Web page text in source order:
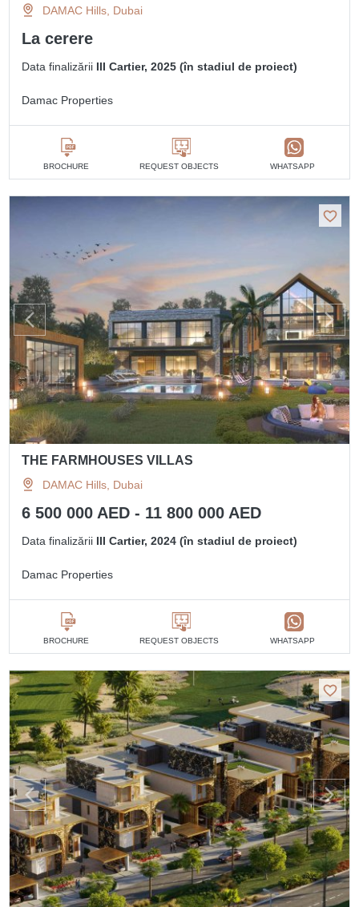
DAMAC Hills, Dubai
La cerere
Data finalizării III Cartier, 2025 (în stadiul de proiect)
Damac Properties
BROCHURE REQUEST OBJECTS WHATSAPP
THE FARMHOUSES VILLAS
DAMAC Hills, Dubai
6 500 000 AED - 11 800 000 AED
Data finalizării III Cartier, 2024 (în stadiul de proiect)
Damac Properties
BROCHURE REQUEST OBJECTS WHATSAPP